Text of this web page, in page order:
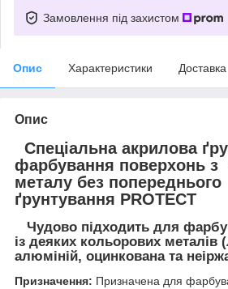
Замовлення під захистом
Опис Характеристики Доставка
Опис
Спеціальна акрилова
фарбування поверхонь з
металу без попереднього
ґрунтування PROTECT
Чудово підходить для
із деяких кольорових металів
алюміній, оцинкована та
Призначення: Призначена для